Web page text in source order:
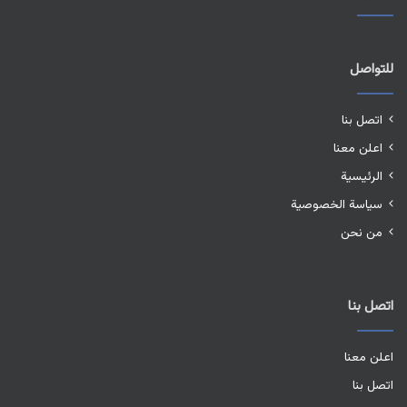
للتواصل
اتصل بنا
اعلن معنا
الرئيسية
سياسة الخصوصية
من نحن
اتصل بنا
اعلن معنا
اتصل بنا